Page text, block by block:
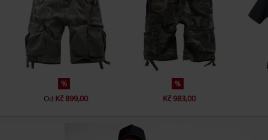
%
Od Kč 899,00
%
Kč 983,00